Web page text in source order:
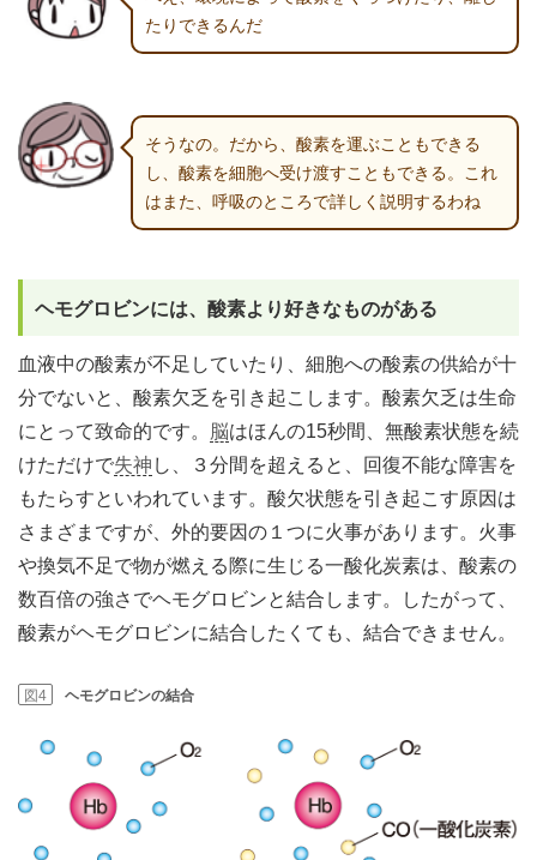
たりできるんだ
そうなの。だから、酸素を運ぶこともできる
し、酸素を細胞へ受け渡すこともできる。これ
はまた、呼吸のところで詳しく説明するわね
ヘモグロビンには、酸素より好きなものがある
血液中の酸素が不足していたり、細胞への酸素の供給が十
分でないと、酸素欠乏を引き起こします。酸素欠乏は生命
にとって致命的です。
脳はほんの15秒間、無酸素状態を続
けただけで失神 し、３分間を超えると、回復不能な障害を
もたらすといわれています。酸欠状態を引き起こす原因は
さまざまですが、外的要因の１つに火事があります。火事
や換気不足で物が燃える際に生じる一酸化炭素は、酸素の
数百倍の強さでヘモグロビンと結合します。したがって、
酸素がヘモグロビンに結合したくても、結合できません。
図4 ヘモグロビンの結合